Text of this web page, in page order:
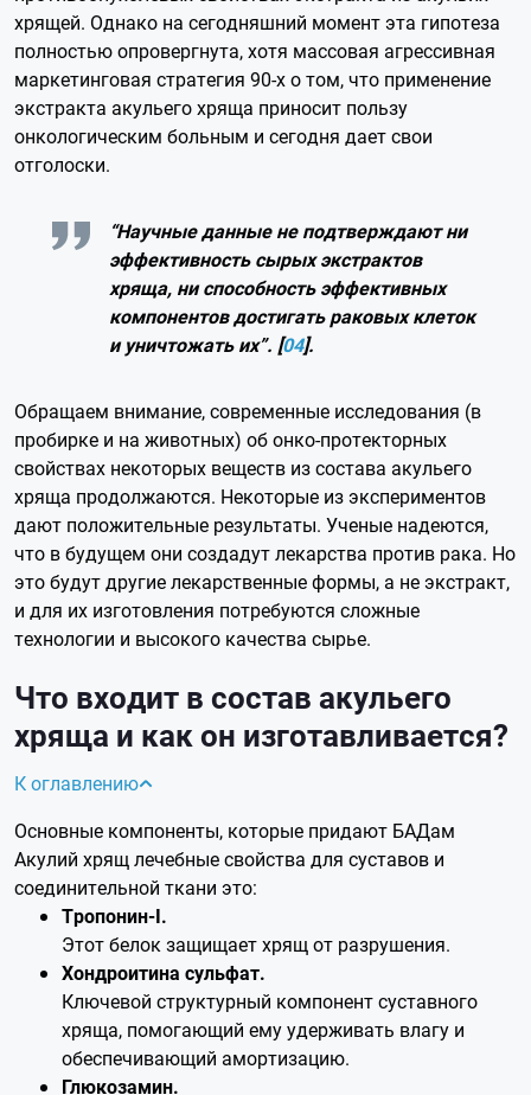
хрящей. Однако на сегодняшний момент эта гипотеза
полностью опровергнута, хотя массовая агрессивная
маркетинговая стратегия 90-х о том, что применение
экстракта акульего хряща приносит пользу
онкологическим больным и сегодня дает свои
отголоски.
“Научные данные не подтверждают ни
эффективность сырых экстрактов
хряща, ни способность эффективных
компонентов достигать раковых клеток
и уничтожать их”. [04].
Обращаем внимание, современные исследования (в
пробирке и на животных) об онко-протекторных
свойствах некоторых веществ из состава акульего
хряща продолжаются. Некоторые из экспериментов
дают положительные результаты. Ученые надеются,
что в будущем они создадут лекарства против рака. Но
это будут другие лекарственные формы, а не экстракт,
и для их изготовления потребуются сложные
технологии и высокого качества сырье.
Что входит в состав акульего
хряща и как он изготавливается?
К оглавлению
Основные компоненты, которые придают БАДам
Акулий хрящ лечебные свойства для суставов и
соединительной ткани это:
Тропонин-I.
Этот белок защищает хрящ от разрушения.
Хондроитина сульфат.
Ключевой структурный компонент суставного
хряща, помогающий ему удерживать влагу и
обеспечивающий амортизацию.
Глюкозамин.